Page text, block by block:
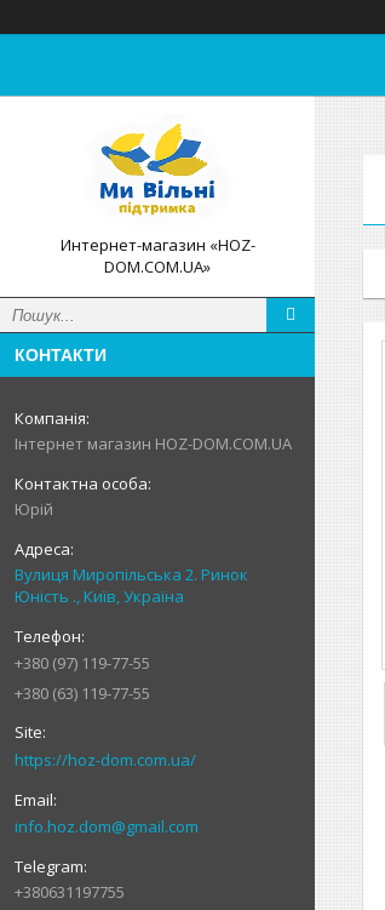
Интернет-магазин «HOZ-
DOM.COM.UA»
КОНТАКТИ
Інтернет магазин HOZ-DOM.COM.UA
Юрій
Вулиця Миропільська 2. Ринок
Юність ., Київ, Україна
+380 (97) 119-77-55
+380 (63) 119-77-55
https://hoz-dom.com.ua/
info.hoz.dom@gmail.com
+380631197755